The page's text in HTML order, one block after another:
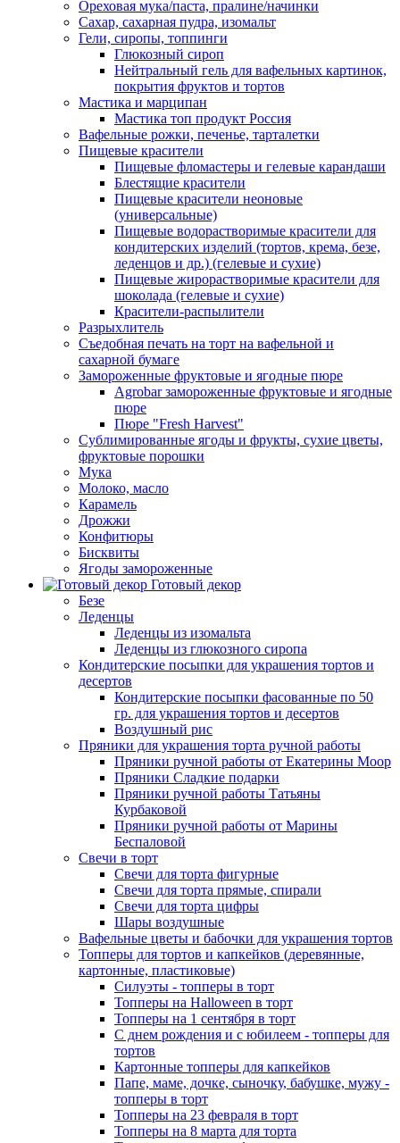
Ореховая мука/паста, пралине/начинки
Сахар, сахарная пудра, изомальт
Гели, сиропы, топпинги
Глюкозный сироп
Нейтральный гель для вафельных картинок,
покрытия фруктов и тортов
Мастика и марципан
Мастика топ продукт Россия
Вафельные рожки, печенье, тарталетки
Пищевые красители
Пищевые фломастеры и гелевые карандаши
Блестящие красители
Пищевые красители неоновые
(универсальные)
Пищевые водорастворимые красители для
кондитерских изделий (тортов, крема, безе,
леденцов и др.) (гелевые и сухие)
Пищевые жирорастворимые красители для
шоколада (гелевые и сухие)
Красители-распылители
Разрыхлитель
Съедобная печать на торт на вафельной и
сахарной бумаге
Замороженные фруктовые и ягодные пюре
Agrobar замороженные фруктовые и ягодные
пюре
Пюре "Fresh Harvest"
Сублимированные ягоды и фрукты, сухие цветы,
фруктовые порошки
Мука
Молоко, масло
Карамель
Дрожжи
Конфитюры
Бисквиты
Ягоды замороженные
Готовый декор
Безе
Леденцы
Леденцы из изомальта
Леденцы из глюкозного сиропа
Кондитерские посыпки для украшения тортов и
десертов
Кондитерские посыпки фасованные по 50
гр. для украшения тортов и десертов
Воздушный рис
Пряники для украшения торта ручной работы
Пряники ручной работы от Екатерины Моор
Пряники Сладкие подарки
Пряники ручной работы Татьяны
Курбаковой
Пряники ручной работы от Марины
Беспаловой
Свечи в торт
Свечи для торта фигурные
Свечи для торта прямые, спирали
Свечи для торта цифры
Шары воздушные
Вафельные цветы и бабочки для украшения тортов
Топперы для тортов и капкейков (деревянные,
картонные, пластиковые)
Силуэты - топперы в торт
Топперы на Halloween в торт
Топперы на 1 сентября в торт
С днем рождения и с юбилеем - топперы для
тортов
Картонные топперы для капкейков
Папе, маме, дочке, сыночку, бабушке, мужу -
топперы в торт
Топперы на 23 февраля в торт
Топперы на 8 марта для торта